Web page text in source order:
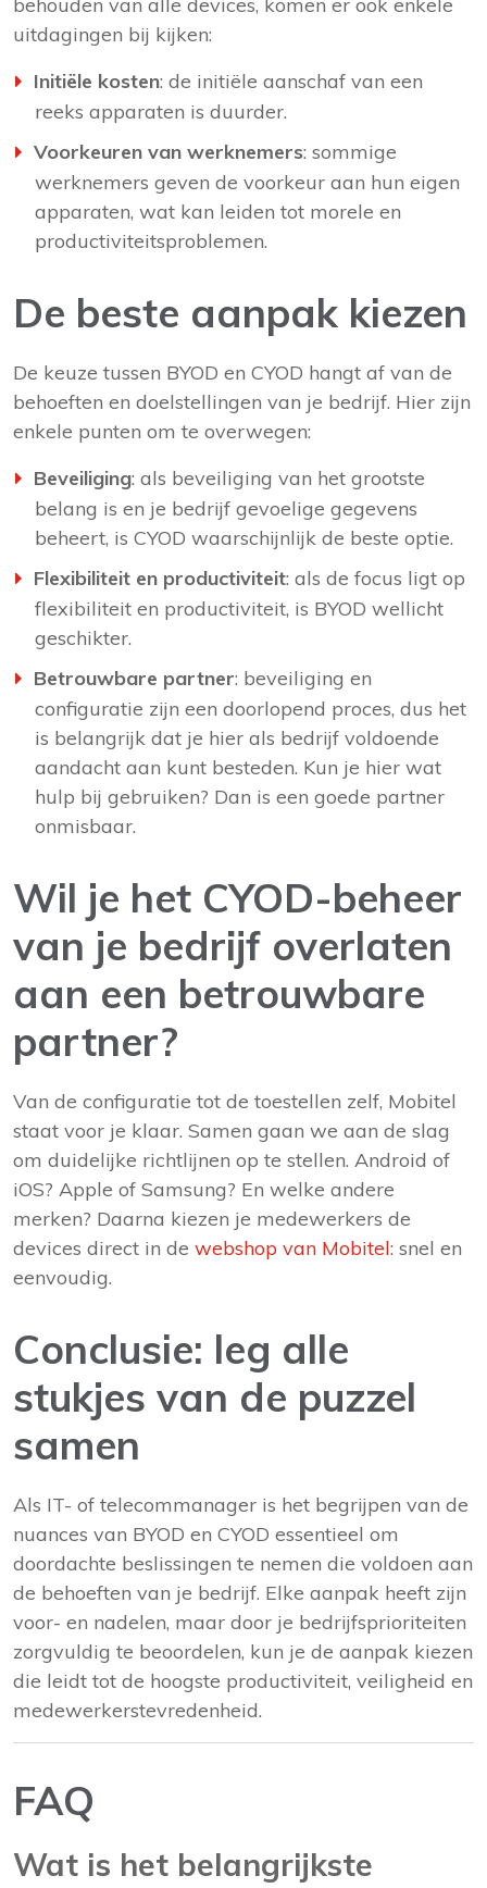
uitdagingen bij kijken:
Initiële kosten: de initiële aanschaf van een
reeks apparaten is duurder.
Voorkeuren van werknemers: sommige
werknemers geven de voorkeur aan hun eigen
apparaten, wat kan leiden tot morele en
productiviteitsproblemen.
De beste aanpak kiezen
De keuze tussen BYOD en CYOD hangt af van de
behoeften en doelstellingen van je bedrijf. Hier zijn
enkele punten om te overwegen:
Beveiliging: als beveiliging van het grootste
belang is en je bedrijf gevoelige gegevens
beheert, is CYOD waarschijnlijk de beste optie.
Flexibiliteit en productiviteit: als de focus ligt op
flexibiliteit en productiviteit, is BYOD wellicht
geschikter.
Betrouwbare partner: beveiliging en
configuratie zijn een doorlopend proces, dus het
is belangrijk dat je hier als bedrijf voldoende
aandacht aan kunt besteden. Kun je hier wat
hulp bij gebruiken? Dan is een goede partner
onmisbaar.
Wil je het CYOD-beheer
van je bedrijf overlaten
aan een betrouwbare
partner?
Van de configuratie tot de toestellen zelf, Mobitel
staat voor je klaar. Samen gaan we aan de slag
om duidelijke richtlijnen op te stellen. Android of
iOS? Apple of Samsung? En welke andere
merken? Daarna kiezen je medewerkers de
devices direct in de webshop van Mobitel: snel en
eenvoudig.
Conclusie: leg alle
stukjes van de puzzel
samen
Als IT- of telecommanager is het begrijpen van de
nuances van BYOD en CYOD essentieel om
doordachte beslissingen te nemen die voldoen aan
de behoeften van je bedrijf. Elke aanpak heeft zijn
voor- en nadelen, maar door je bedrijfsprioriteiten
zorgvuldig te beoordelen, kun je de aanpak kiezen
die leidt tot de hoogste productiviteit, veiligheid en
medewerkerstevredenheid.
FAQ
Wat is het belangrijkste